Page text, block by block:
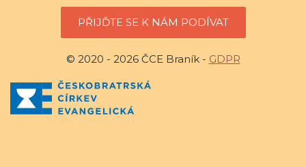
PŘIJĎTE SE K NÁM PODÍVAT
© 2020 - 2026 ČCE Braník - GDPR